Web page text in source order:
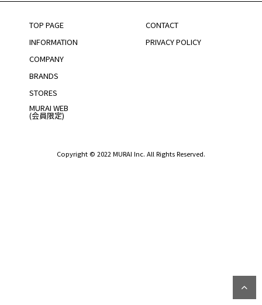
TOP PAGE
INFORMATION
COMPANY
BRANDS
STORES
MURAI WEB
(会員限定)
CONTACT
PRIVACY POLICY
Copyright © 2022 MURAI Inc. All Rights Reserved.